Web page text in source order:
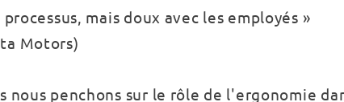
mais doux avec les employés »
Motors)
nous penchons sur le rôle de l'ergonomie